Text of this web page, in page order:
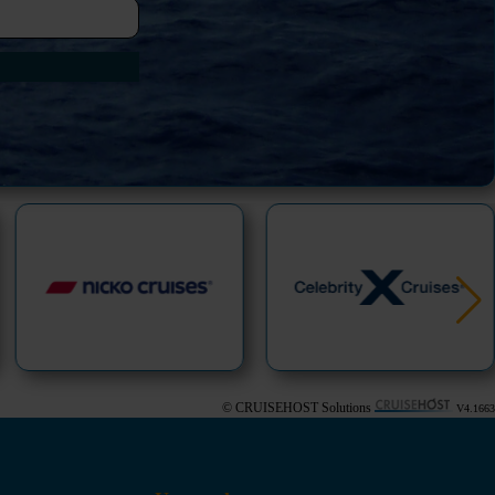
© CRUISEHOST Solutions V4.1663